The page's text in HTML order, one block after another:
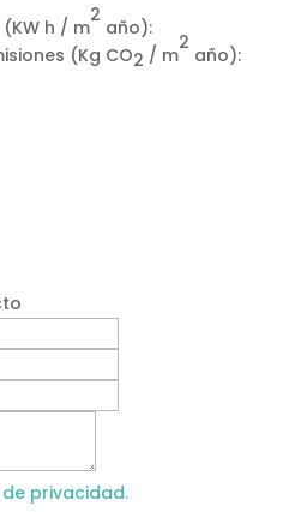
(KW h / m
2
año):
(Kg CO2 / m
2
año):
privacidad.